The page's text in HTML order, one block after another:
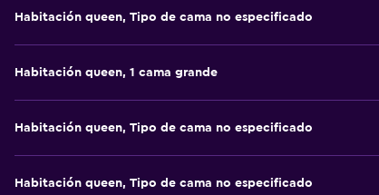
Habitación queen, Tipo de cama no especificado
Habitación queen, 1 cama grande
Habitación queen, Tipo de cama no especificado
Habitación queen, Tipo de cama no especificado